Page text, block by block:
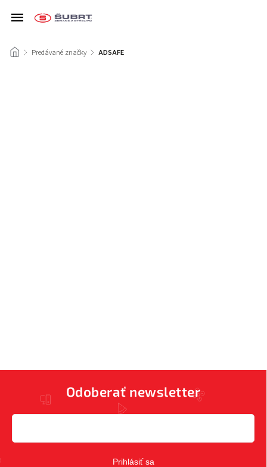
/ Predávané značky / ADSAFE
Odoberať newsletter
Prihlásiť sa